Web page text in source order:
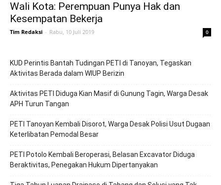
Wali Kota: Perempuan Punya Hak dan
Kesempatan Bekerja
Tim Redaksi - Rabu, 10 Juli 2019 0
KUD Perintis Bantah Tudingan PETI di Tanoyan, Tegaskan
Aktivitas Berada dalam WIUP Berizin
Aktivitas PETI Diduga Kian Masif di Gunung Tagin, Warga Desak
APH Turun Tangan
PETI Tanoyan Kembali Disorot, Warga Desak Polisi Usut Dugaan
Keterlibatan Pemodal Besar
PETI Potolo Kembali Beroperasi, Belasan Excavator Diduga
Beraktivitas, Penegakan Hukum Dipertanyakan